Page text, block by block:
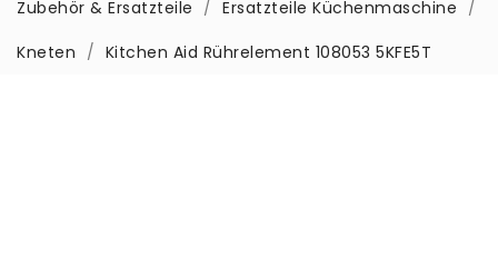
Zubehör & Ersatzteile
Ersatzteile Küchenmaschine
Kneten
Kitchen Aid Rührelement 108053 5KFE5T